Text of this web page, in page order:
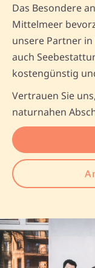
Das Besondere
Mittelmeer
unsere Partner in
auch
kostengünstig
Vertrauen Sie
naturnahen